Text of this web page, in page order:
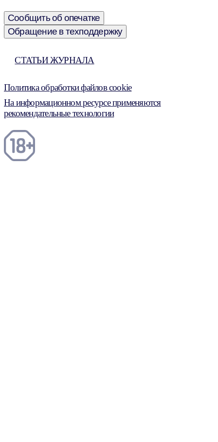
Сообщить об опечатке
Обращение в техподдержку
СТАТЬИ ЖУРНАЛА
Политика обработки файлов cookie
На информационном ресурсе применяются
рекомендательные технологии